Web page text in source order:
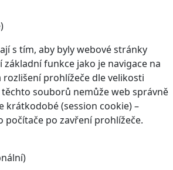
s tím, aby byly webové stránky
funkce jako je navigace na
prohlížeče dle velikosti
těchto souborů nemůže web správně
krátkodobé (session cookie) –
počítače po zavření prohlížeče.